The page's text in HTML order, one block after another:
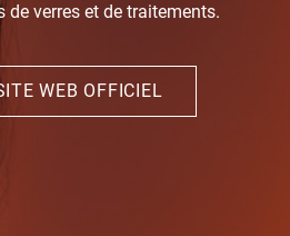
de verres et de traitements.
WEB OFFICIEL